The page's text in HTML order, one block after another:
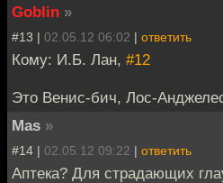
Goblin »
#13 | 02.05.12 06:02 | ответить
Кому: И.Б. Лан, #12
Это Венис-бич, Лос-
Mas »
#14 | 02.05.12 09:22 | ответить
Аптека? Для страдающих